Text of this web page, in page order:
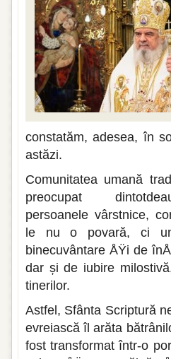
constatăm, adesea, în
astăzi.
Comunitatea umană
preocupat
persoanele vârstnice,
le nu o povară, ci
binecuvântare ÅŸi de
dar și de iubire
tinerilor.
Astfel, Sfânta Scriptură
evreiască îl arăta
fost transformat într-o